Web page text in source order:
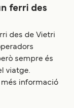
ferri des
des de Vietri
sempre és
viatge.
més informació